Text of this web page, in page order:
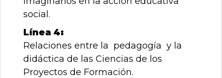
social.
Línea 4:
Relaciones entre la pedagogía y la
didáctica de las Ciencias de los
Proyectos de Formación.